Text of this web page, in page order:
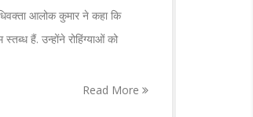
आलोक कुमार ने कहा कि
हैं. उन्होंने रोहिंग्याओं को
Read More